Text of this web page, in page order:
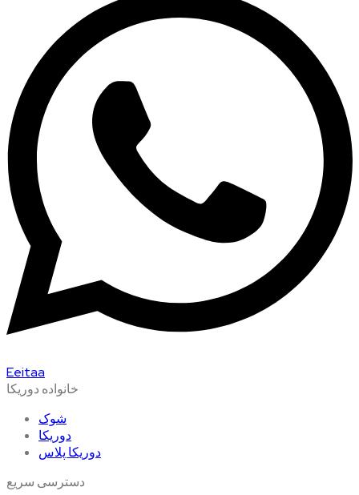
Eeitaa
خانواده دوریکا
شوک
دوریکا
دوریکا پلاس
دسترسی سریع